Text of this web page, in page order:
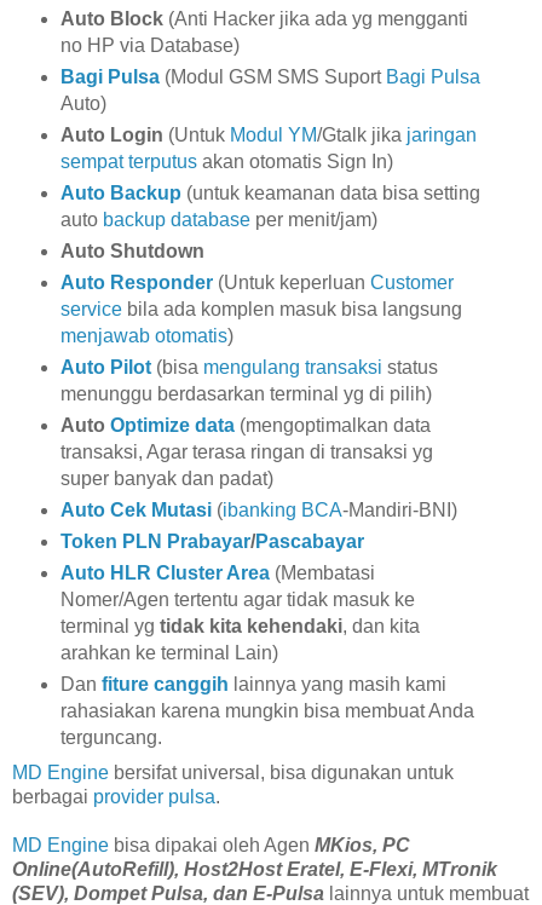
Auto Block(Anti Hacker jika ada yg mengganti
no HP via Database)
Bagi Pulsa(Modul GSM SMS Suport Bagi Pulsa
Auto)
Auto Login (Untuk Modul YM/Gtalk jika jaringan
sempat terputusakan otomatis Sign In)
Auto Backup (untuk keamanan data bisa setting
auto backup databaseper menit/jam)
Auto Shutdown
Auto Responder (Untuk keperluan Customer
servicebila ada komplen masuk bisa langsung
menjawab otomatis)
Auto Pilot (bisa mengulang transaksi status
menunggu berdasarkan terminal yg di pilih)
Auto Optimize data (mengoptimalkan data
transaksi, Agar terasa ringan di transaksi yg
super banyak dan padat)
Auto Cek Mutasi (ibanking BCA-Mandiri-BNI)
Token PLN Prabayar/Pascabayar
Auto HLR Cluster Area (Membatasi
Nomer/Agen tertentu agar tidak masuk ke
terminal yg tidak kita kehendaki, dan kita
arahkan ke terminal Lain)
Dan fiture canggih lainnya yang masih kami
rahasiakan karena mungkin bisa membuat Anda
terguncang.
MD Engine bersifat universal, bisa digunakan untuk
berbagai provider pulsa.
MD Engine bisa dipakai oleh Agen MKios, PC
Online(AutoRefill), Host2Host Eratel, E-Flexi, MTronik
(SEV), Dompet Pulsa, dan E-Pulsa lainnya untuk membuat